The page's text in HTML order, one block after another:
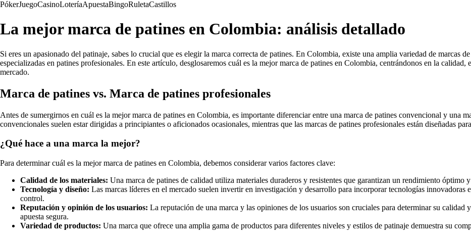
PókerJuegoCasinoLoteríaApuestaBingoRuletaCastillos
La mejor marca de patines en Colombia: análisis detallado
Si eres un apasionado del patinaje, sabes lo crucial que es elegir la marca correcta de patines. En Colombia, existe una amplia variedad de marcas
especializadas en patines profesionales. En este artículo, desglosaremos cuál es la mejor marca de patines en Colombia, centrándonos en la
mercado.
Marca de patines vs. Marca de patines profesionales
Antes de sumergirnos en cuál es la mejor marca de patines en Colombia, es importante diferenciar entre una marca de patines convencional y una
convencionales suelen estar dirigidas a principiantes o aficionados ocasionales, mientras que las marcas de patines profesionales están diseñadas
¿Qué hace a una marca la mejor?
Para determinar cuál es la mejor marca de patines en Colombia, debemos considerar varios factores clave:
Calidad de los materiales: Una marca de patines de calidad utiliza materiales duraderos y resistentes que garantizan un rendimiento óptimo
Tecnología y diseño: Las marcas líderes en el mercado suelen invertir en investigación y desarrollo para incorporar tecnologías innovadoras
control.
Reputación y opinión de los usuarios: La reputación de una marca y las opiniones de los usuarios son cruciales para determinar su
apuesta segura.
Variedad de productos: Una marca que ofrece una amplia gama de productos para diferentes niveles y estilos de patinaje demuestra su